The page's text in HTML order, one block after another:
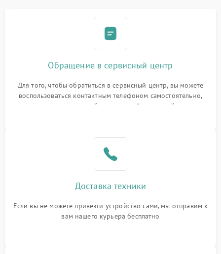
Обращение в сервисный центр
Для того, чтобы обратиться в сервисный центр, вы можете
воспользоваться контактным телефоном самостоятельно,
или оставить свой номер телефона на сайте
Доставка техники
Если вы не можете привезти устройство сами, мы отправим к
вам нашего курьера бесплатно